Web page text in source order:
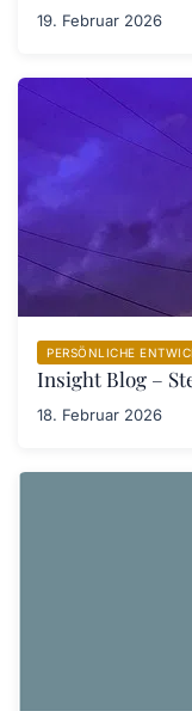
19. Februar 2026
PERSÖNLICHE
Insight Blog –
18. Februar 2026